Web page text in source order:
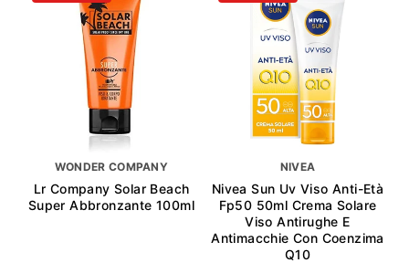
WONDER COMPANY
Lr Company Solar Beach
Super Abbronzante 100ml
NIVEA
Nivea Sun Uv Viso Anti-Età
Fp50 50ml Crema Solare
Viso Antirughe E
Antimacchie Con Coenzima
Q10